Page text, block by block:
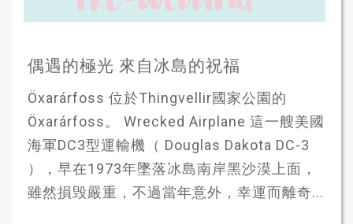
偶遇的極光 來自冰島的祝福
Öxarárfoss 位於Thingvellir國家公園的
Öxarárfoss。 Wrecked Airplane 這一艘美國
海軍DC3型運輸機（ Douglas Dakota DC-3
），早在1973年墜落冰島南岸黑沙漠上面，
雖然損毁嚴重，不過當年意外，幸運而離奇...